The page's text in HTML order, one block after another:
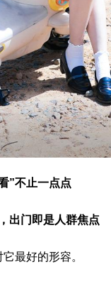
”不止一点点
出门即是人群焦点
最好的形容。